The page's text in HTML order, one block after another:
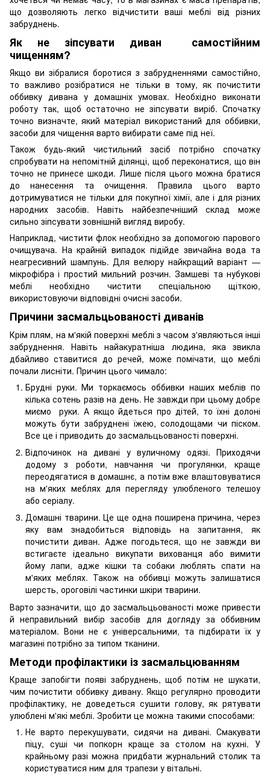
що дозволяють легко відчистити ваші меблі від різних
забруднень.
Як не зіпсувати диван самостійним
чищенням?
Якщо ви зібралися боротися з забрудненнями самостійно,
то важливо розібратися не тільки в тому, як почистити
оббивку дивана у домашніх умовах. Необхідно виконати
роботу так, щоб остаточно не зіпсувати виріб. Спочатку
точно визначте, який матеріал використаний для оббивки,
засоби для чищення варто вибирати саме під неї.
Також будь-який чистильний засіб потрібно спочатку
спробувати на непомітній ділянці, щоб переконатися, що він
точно не принесе шкоди. Лише після цього можна братися
до нанесення та очищення. Правила цього варто
дотримуватися не тільки для покупної хімії, але і для різних
народних засобів. Навіть найбезпечніший склад може
сильно зіпсувати зовнішній вигляд виробу.
Наприклад, чистити флок необхідно за допомогою парового
очищувача. На крайній випадок підійде звичайна вода та
неагресивний шампунь. Для велюру найкращий варіант —
мікрофібра і простий мильний розчин. Замшеві та нубукові
меблі необхідно чистити спеціальною щіткою,
використовуючи відповідні очисні засоби.
Причини засмальцьованості диванів
Крім плям, на м'якій поверхні меблі з часом з'являються інші
забруднення. Навіть найакуратніша людина, яка звикла
дбайливо ставитися до речей, може помічати, що меблі
почали лисніти. Причин цього чимало:
Брудні руки. Ми торкаємось оббивки наших меблів по
кілька сотень разів на день. Не завжди при цьому добре
миємо руки. А якщо йдеться про дітей, то їхні долоні
можуть бути забруднені їжею, солодощами чи піском.
Все це і приводить до засмальцьованості поверхні.
Відпочинок на дивані у вуличному одязі. Приходячи
додому з роботи, навчання чи прогулянки, краще
переодягатися в домашнє, а потім вже влаштовуватися
на м'яких меблях для перегляду улюбленого телешоу
або серіалу.
Домашні тварини. Це ще одна поширена причина, через
яку вам знадобиться відповідь на запитання, як
почистити диван. Адже погодьтеся, що не завжди ви
встигаєте ідеально викупати вихованця або вимити
йому лапи, адже кішки та собаки люблять спати на
м'яких меблях. Також на оббивці можуть залишатися
шерсть, ороговілі частинки шкіри тварини.
Варто зазначити, що до засмальцьованості може привести
й неправильний вибір засобів для догляду за оббивним
матеріалом. Вони не є універсальними, та підбирати їх у
магазині потрібно за типом тканини.
Методи профілактики із засмальцюванням
Краще запобігти появі забруднень, щоб потім не шукати,
чим почистити оббивку дивану. Якщо регулярно проводити
профілактику, не доведеться сушити голову, як рятувати
улюблені м'які меблі. Зробити це можна такими способами:
Не варто перекушувати, сидячи на дивані. Смакувати
піцу, суші чи попкорн краще за столом на кухні. У
крайньому разі можна придбати журнальний столик та
користуватися ним для трапези у вітальні.